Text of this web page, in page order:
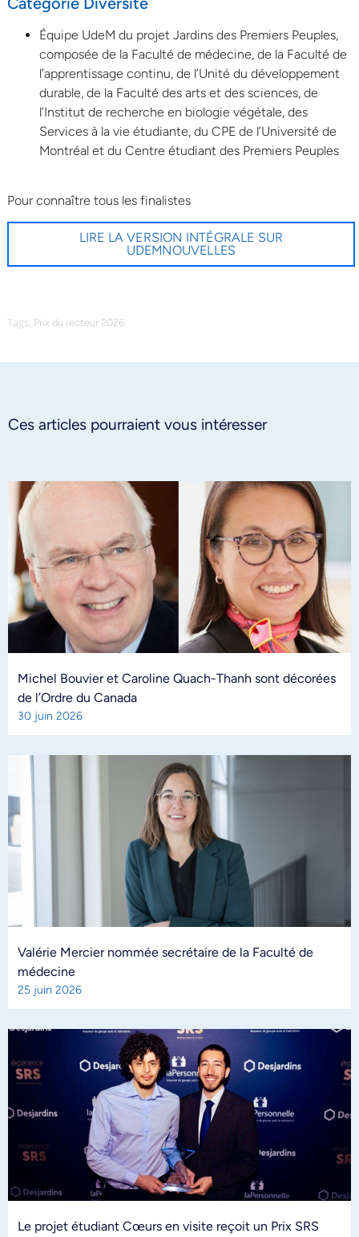
Équipe UdeM du projet Jardins des Premiers Peuples,
composée de la Faculté de médecine, de la Faculté de
l’apprentissage continu, de l’Unité du développement
durable, de la Faculté des arts et des sciences, de
l’Institut de recherche en biologie végétale, des
Services à la vie étudiante, du CPE de l’Université de
Montréal et du Centre étudiant des Premiers Peuples
Pour connaître tous les finalistes
LIRE LA VERSION INTÉGRALE SUR
UDEMNOUVELLES
Tags: Prix du recteur 2026
Ces articles pourraient vous intéresser
Michel Bouvier et Caroline Quach-Thanh sont décorées
de l’Ordre du Canada
30 juin 2026
Valérie Mercier nommée secrétaire de la Faculté de
médecine
25 juin 2026
Le projet étudiant Cœurs en visite reçoit un Prix SRS